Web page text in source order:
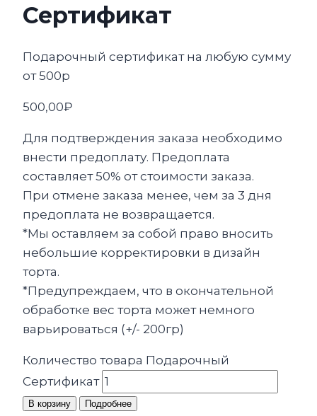
Сертификат
Подарочный сертификат на любую сумму
от 500р
500,00₽
Для подтверждения заказа необходимо
внести предоплату. Предоплата
составляет 50% от стоимости заказа.
При отмене заказа менее, чем за 3 дня
предоплата не возвращается.
*Мы оставляем за собой право вносить
небольшие корректировки в дизайн
торта.
*Предупреждаем, что в окончательной
обработке вес торта может немного
варьироваться (+/- 200гр)
Количество товара Подарочный
Сертификат
В корзину Подробнее